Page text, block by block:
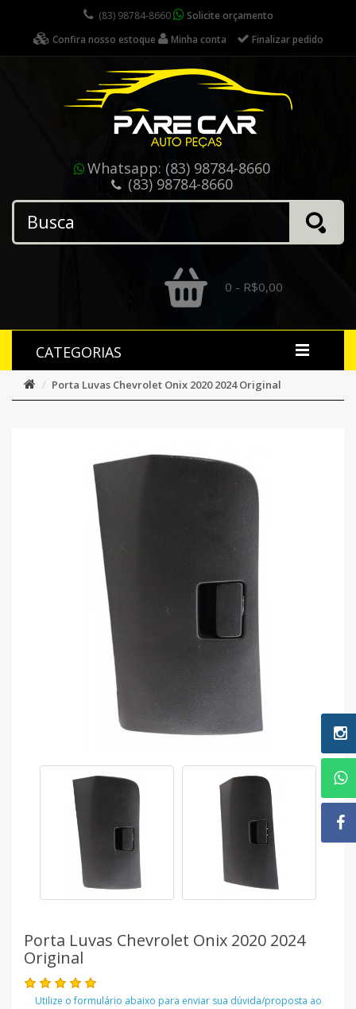
(83) 98784-8660
Solicite orçamento
Confira nosso estoque
Minha conta Finalizar pedido
Whatsapp: (83) 98784-8660
(83) 98784-8660
0 - R$0,00
CATEGORIAS
Porta Luvas Chevrolet Onix 2020 2024 Original
Porta Luvas Chevrolet Onix 2020 2024
Original
Utilize o formulário abaixo para enviar sua dúvida/proposta ao